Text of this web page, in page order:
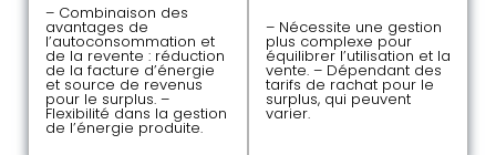
– Combinaison des
avantages de
l’autoconsommation et
de la revente : réduction
de la facture d’énergie
et source de revenus
pour le surplus. –
Flexibilité dans la gestion
de l’énergie produite.
– Nécessite une gestion
plus complexe pour
équilibrer l’utilisation et la
vente. – Dépendant des
tarifs de rachat pour le
surplus, qui peuvent
varier.